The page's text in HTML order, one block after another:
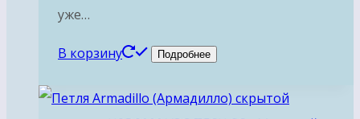
уже…
В корзину Подробнее